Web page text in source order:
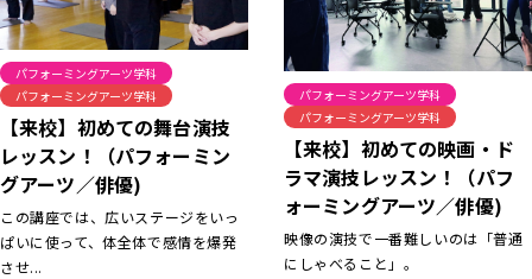
パフォーミングアーツ学科
パフォーミングアーツ学科
【来校】初めての舞台演技
レッスン！（パフォーミン
グアーツ／俳優)
この講座では、広いステージをいっ
ぱいに使って、体全体で感情を爆発
させ...
パフォーミングアーツ学科
パフォーミングアーツ学科
【来校】初めての映画・ド
ラマ演技レッスン！（パフ
ォーミングアーツ／俳優)
映像の演技で一番難しいのは「普通
にしゃべること」。